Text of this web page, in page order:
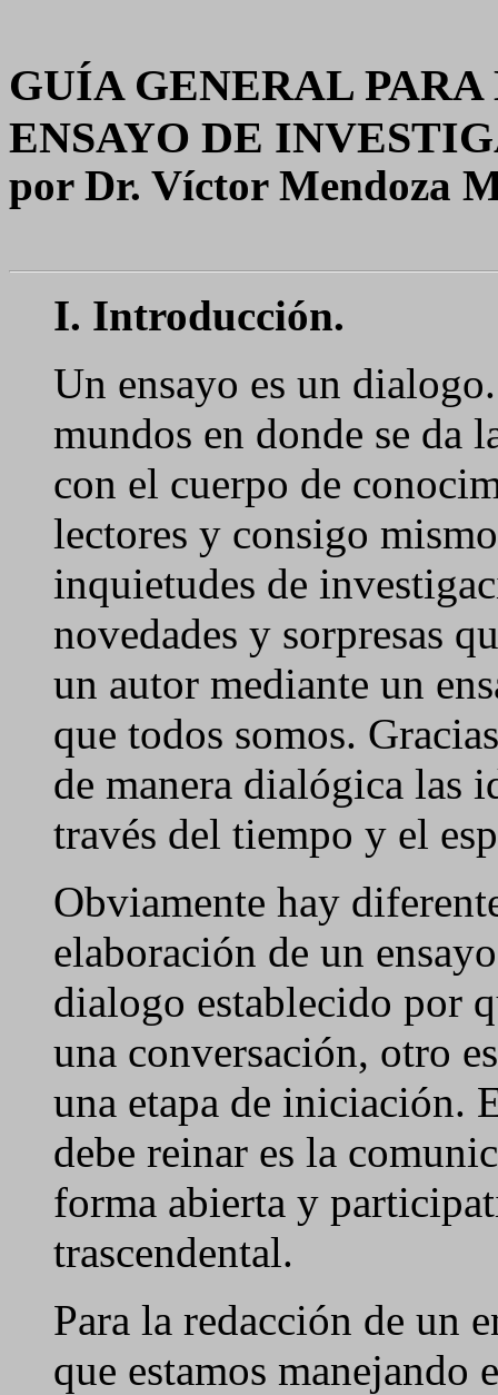
GUÍA GENERAL
ENSAYO DE
por Dr. Víctor Mendoza
I. Introducción.
Un ensayo es un
mundos en donde se da
con el cuerpo de
lectores y consigo
inquietudes de
novedades y sorpresas
un autor mediante un
que todos somos.
de manera dialógica las
través del tiempo y el
Obviamente hay
elaboración de un
dialogo establecido por
una conversación, otro
una etapa de iniciación.
debe reinar es la
forma abierta y
trascendental.
Para la redacción de un
que estamos manejando